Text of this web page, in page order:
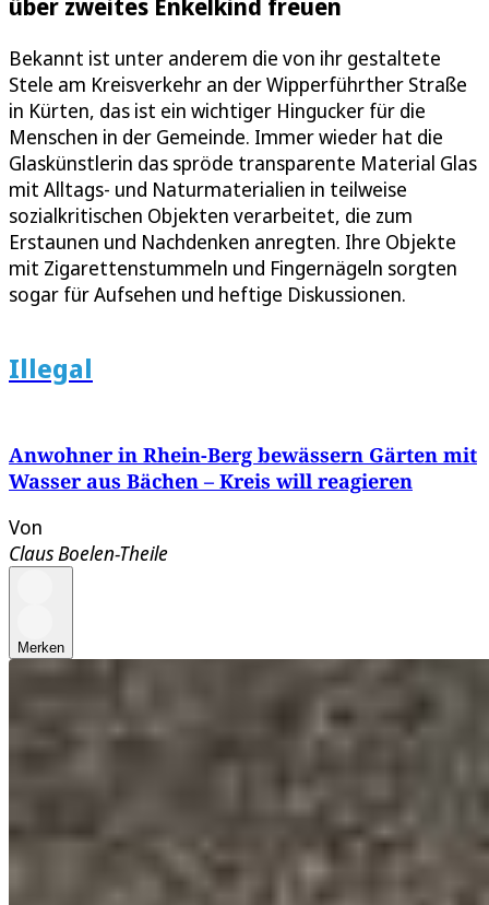
Bekannt ist unter anderem die von ihr gestaltete
Stele am Kreisverkehr an der Wipperführther Straße
in Kürten, das ist ein wichtiger Hingucker für die
Menschen in der Gemeinde. Immer wieder hat die
Glaskünstlerin das spröde transparente Material Glas
mit Alltags- und Naturmaterialien in teilweise
sozialkritischen Objekten verarbeitet, die zum
Erstaunen und Nachdenken anregten. Ihre Objekte
mit Zigarettenstummeln und Fingernägeln sorgten
sogar für Aufsehen und heftige Diskussionen.
Illegal
Anwohner in Rhein-Berg bewässern Gärten mit
Wasser aus Bächen – Kreis will reagieren
Von
Claus Boelen-Theile
Merken